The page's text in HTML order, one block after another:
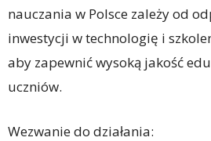
nauczania w Polsce zależy od
inwestycji w technologię i
aby zapewnić wysoką jakość
uczniów.
Wezwanie do działania: